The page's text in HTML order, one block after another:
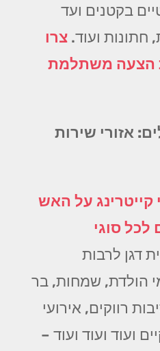
בקטנים ועד
חתונות ועוד. צרו
הצעה משתלמת
אזורי שירות
קייטרינג על האש
לכל סוגי
דגן לרבות
הולדת, שמחות, בר
רווקים, אירועי
ועוד ועוד ועוד –